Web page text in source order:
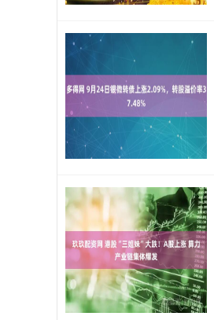
0.57% 深证成指